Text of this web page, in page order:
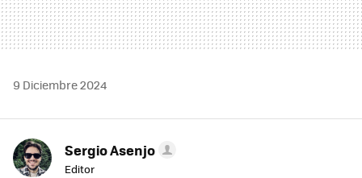
9 Diciembre 2024
Sergio Asenjo
Editor